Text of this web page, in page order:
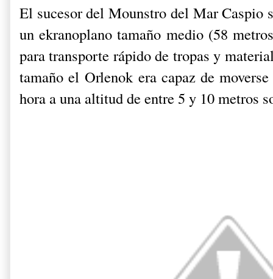
El sucesor del Mounstro del Mar Caspio
un ekranoplano tamaño medio (58
para transporte rápido de tropas y
tamaño el Orlenok era capaz de
hora a una altitud de entre 5 y 10 metros